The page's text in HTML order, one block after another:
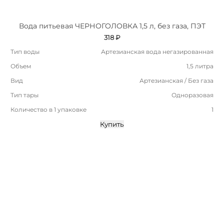
Вода питьевая ЧЕРНОГОЛОВКА 1,5 л, без газа, ПЭТ
318 ₽
Тип воды
Артезианская вода негазированная
Объем
1,5 литра
Вид
Артезианская / Без газа
Тип тары
Одноразовая
Количество в 1 упаковке
1
Купить